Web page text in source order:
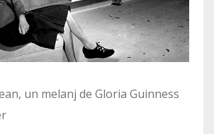
un melanj de Gloria Guinness